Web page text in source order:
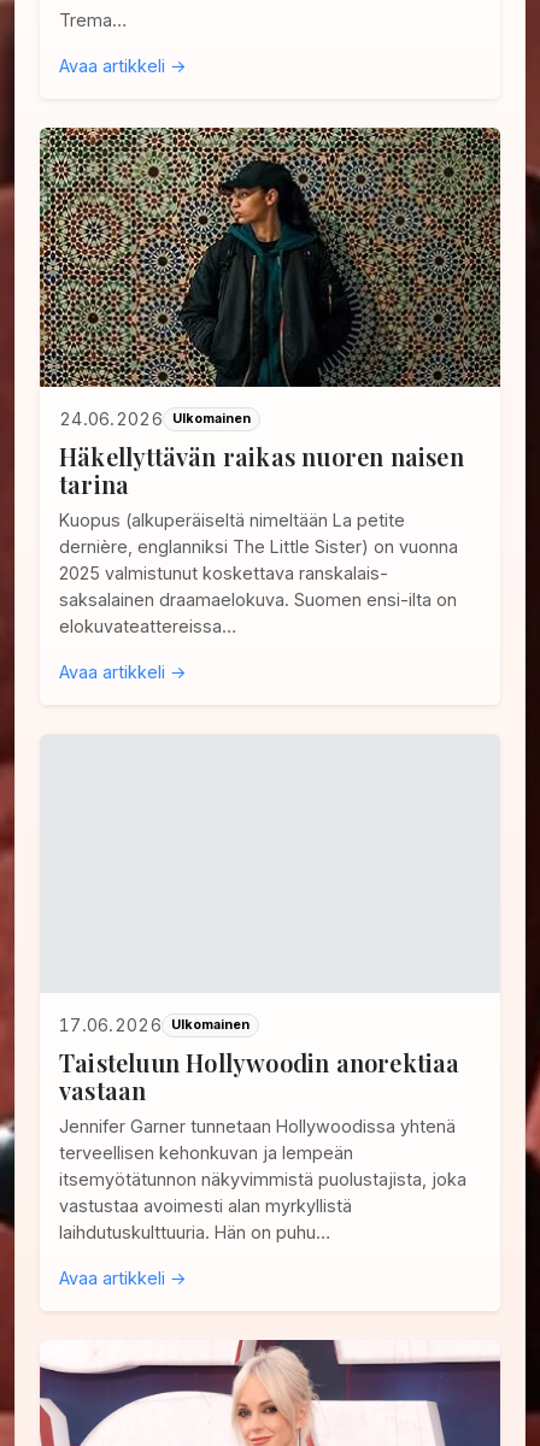
Trema…
Avaa artikkeli →
24.06.2026 Ulkomainen
Häkellyttävän raikas nuoren naisen
tarina
Kuopus (alkuperäiseltä nimeltään La petite
dernière, englanniksi The Little Sister) on vuonna
2025 valmistunut koskettava ranskalais-
saksalainen draamaelokuva. Suomen ensi-ilta on
elokuvateattereissa…
Avaa artikkeli →
17.06.2026 Ulkomainen
Taisteluun Hollywoodin anorektiaa
vastaan
Jennifer Garner tunnetaan Hollywoodissa yhtenä
terveellisen kehonkuvan ja lempeän
itsemyötätunnon näkyvimmistä puolustajista, joka
vastustaa avoimesti alan myrkyllistä
laihdutuskulttuuria. Hän on puhu…
Avaa artikkeli →